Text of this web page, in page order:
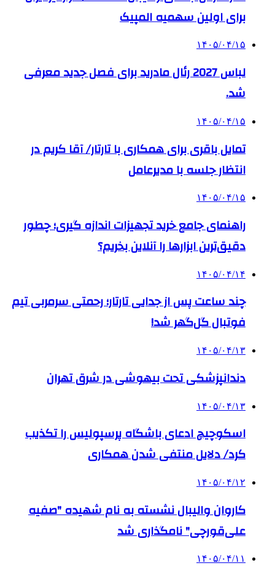
برای اولین سهمیه المپیک
۱۴۰۵/۰۴/۱۵
لباس 2027 رئال مادرید برای فصل جدید معرفی
شد.
۱۴۰۵/۰۴/۱۵
تمایل باقری برای همکاری با تارتار/ آقا کریم در
انتظار جلسه با مدیرعامل
۱۴۰۵/۰۴/۱۵
راهنمای جامع خرید تجهیزات اندازه گیری؛ چطور
دقیق‌ترین ابزارها را آنلاین بخریم؟
۱۴۰۵/۰۴/۱۴
چند ساعت پس از جدایی تارتار؛ رحمتی سرمربی تیم
فوتبال گل‌گهر شد!
۱۴۰۵/۰۴/۱۳
دندانپزشکی تحت بیهوشی در شرق تهران
۱۴۰۵/۰۴/۱۳
اسکوچیچ ادعای باشگاه پرسپولیس را تکذیب
کرد/ دلایل منتفی شدن همکاری
۱۴۰۵/۰۴/۱۲
کاروان والیبال نشسته به نام شهیده "صفیه
علی‌قورچی" نامگذاری شد
۱۴۰۵/۰۴/۱۱